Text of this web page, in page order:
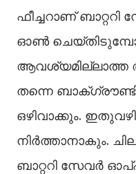
ഫീച്ചറാണ് ബാറ്ററി
ഓൺ
തന്നെ
ഒഴിവാക്കും.
നിർത്താനാകും.
ബാറ്ററി സേവർ